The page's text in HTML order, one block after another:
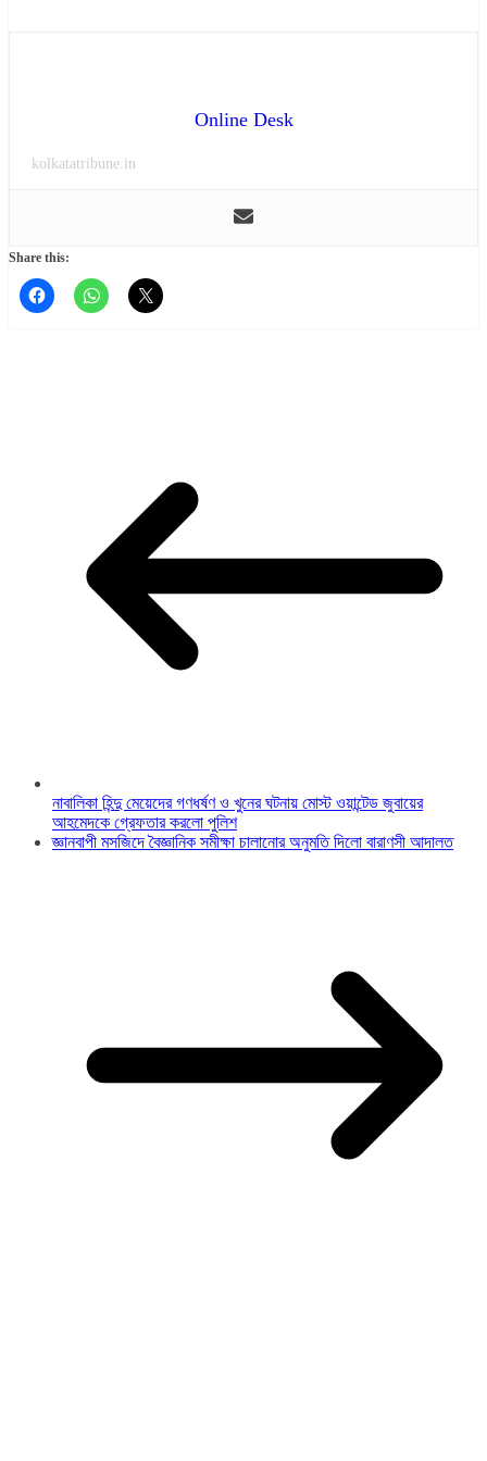
Online Desk
kolkatatribune.in
Share this:
নাবালিকা হিন্দু মেয়েদের গণধর্ষণ ও খুনের ঘটনায় মোস্ট ওয়ান্টেড জুবায়ের
আহমেদকে গ্রেফতার করলো পুলিশ
জ্ঞানবাপী মসজিদে বৈজ্ঞানিক সমীক্ষা চালানোর অনুমতি দিলো বারাণসী আদালত